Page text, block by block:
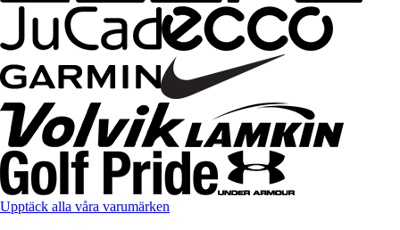
Upptäck alla våra varumärken